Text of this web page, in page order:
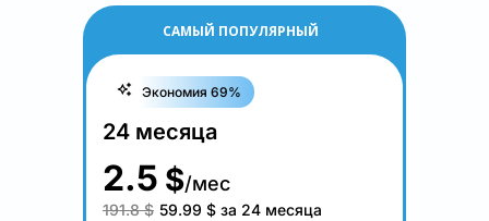
САМЫЙ ПОПУЛЯРНЫЙ
Экономия 69%
24 месяца
2.5 $/мес
191.8 $ 59.99 $ за 24 месяца